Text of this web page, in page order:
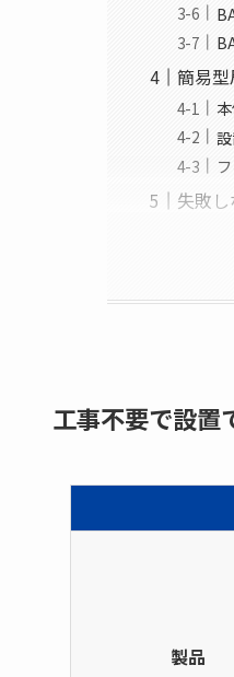
簡易
失敗
工事不要で設置
製品